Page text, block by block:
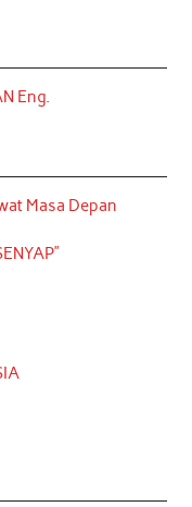
Eng.
Masa Depan